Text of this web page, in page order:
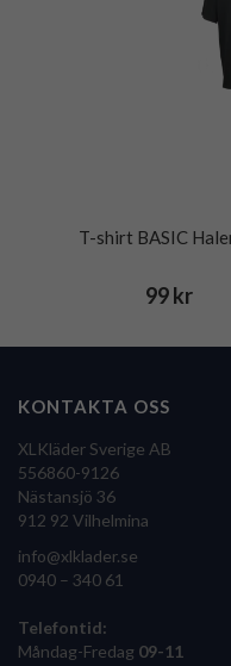
T-shirt BASIC
99 kr
KONTAKTA OSS
XLKläder Sverige AB
556860-9126
Nästansjö 36
912 92 Vilhelmina
info@xlklader.se
0940 – 340 61
Telefontid:
Måndag-Fredag 09-11